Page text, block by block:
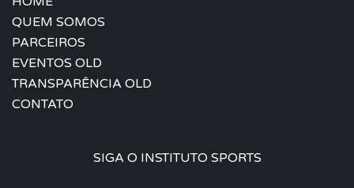
QUEM SOMOS
PARCEIROS
EVENTOS OLD
TRANSPARÊNCIA OLD
CONTATO
SIGA O INSTITUTO SPORTS